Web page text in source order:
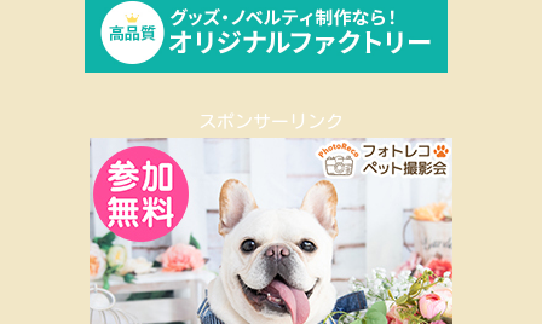
スポンサーリンク